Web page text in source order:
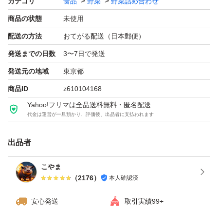
【商品の特徴】:
1. 多種多様の野菜が詰まっています。
2. 新鮮さを保つために、丁寧に包装します。
3. 健康に良い季節の野菜ばかりを揃えています。
常温での発送です。生モノですので、輸送中ダメージが生
じ、商品の割れや汁が出てしまう可能性がございます。
ておりません。返品やキャンセルはできませんので、ご理
解頂ける方ご購入お願いします。
す。
商品の状態 未使用
配送の方法 おてがる配送（日本郵便）
発送までの日数 3〜7日で発送
発送元の地域 東京都
商品ID z610104168
Yahoo!フリマは全品送料無料・匿名配送
代金は運営が一旦預かり、評価後、出品者に支払われます
出品者
こやま
（2176） 本人確認済
安心発送 取引実績99+